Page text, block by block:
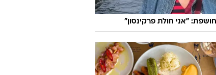
חושפת: "אני חולת פרקינסון"